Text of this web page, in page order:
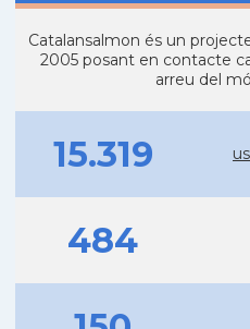
Catalansalmon és un
2005 posant en contacte
arreu del
15.319
484